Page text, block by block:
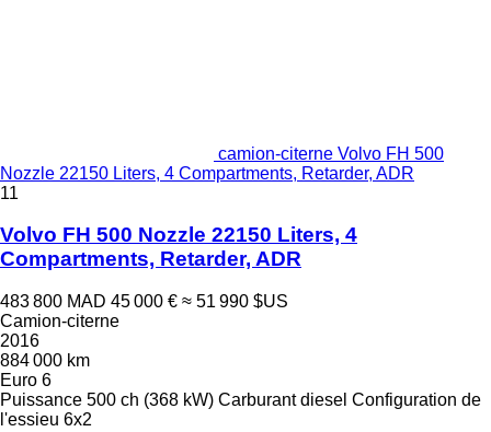
camion-citerne Volvo FH 500
Nozzle 22150 Liters, 4 Compartments, Retarder, ADR
11
Volvo FH 500 Nozzle 22150 Liters, 4
Compartments, Retarder, ADR
483 800 MAD 45 000 € ≈ 51 990 $US
Camion-citerne
2016
884 000 km
Euro 6
Puissance 500 ch (368 kW) Carburant diesel Configuration de
l'essieu 6x2